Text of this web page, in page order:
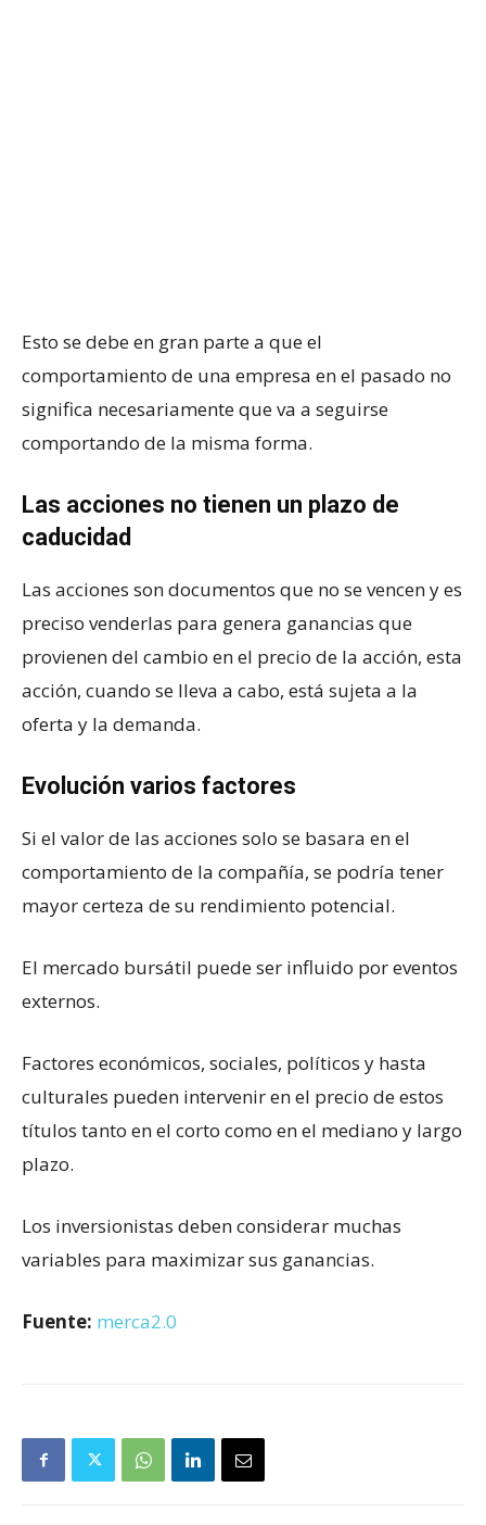
Esto se debe en gran parte a que el
comportamiento de una empresa en el pasado no
significa necesariamente que va a seguirse
comportando de la misma forma.
Las acciones no tienen un plazo de
caducidad
Las acciones son documentos que no se vencen y es
preciso venderlas para genera ganancias que
provienen del cambio en el precio de la acción, esta
acción, cuando se lleva a cabo, está sujeta a la
oferta y la demanda.
Evolución varios factores
Si el valor de las acciones solo se basara en el
comportamiento de la compañía, se podría tener
mayor certeza de su rendimiento potencial.
El mercado bursátil puede ser influido por eventos
externos.
Factores económicos, sociales, políticos y hasta
culturales pueden intervenir en el precio de estos
títulos tanto en el corto como en el mediano y largo
plazo.
Los inversionistas deben considerar muchas
variables para maximizar sus ganancias.
Fuente: merca2.0